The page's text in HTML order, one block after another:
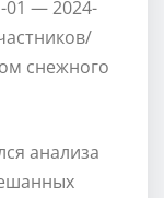
01 — 2024-
снежного
анализа